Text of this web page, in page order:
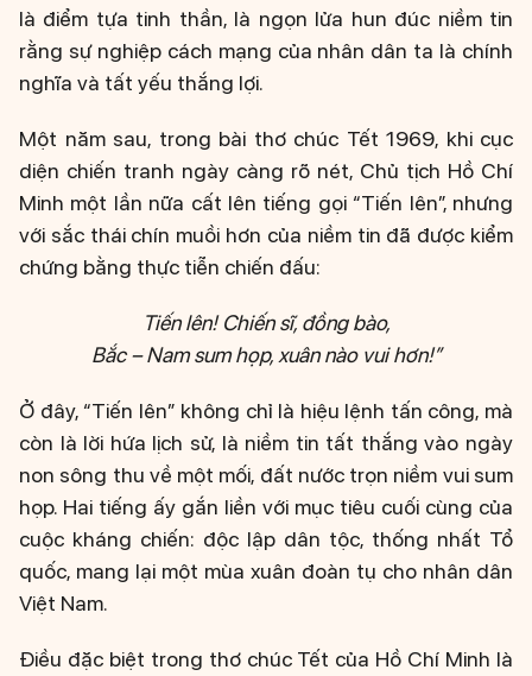
là điểm tựa tinh thần, là ngọn lửa hun đúc niềm tin
rằng sự nghiệp cách mạng của nhân dân ta là chính
nghĩa và tất yếu thắng lợi.
Một năm sau, trong bài thơ chúc Tết 1969, khi cục
diện chiến tranh ngày càng rõ nét, Chủ tịch Hồ Chí
Minh một lần nữa cất lên tiếng gọi “Tiến lên”, nhưng
với sắc thái chín muồi hơn của niềm tin đã được kiểm
chứng bằng thực tiễn chiến đấu:
Tiến lên! Chiến sĩ, đồng bào,
Bắc – Nam sum họp, xuân nào vui hơn!”
Ở đây, “Tiến lên” không chỉ là hiệu lệnh tấn công, mà
còn là lời hứa lịch sử, là niềm tin tất thắng vào ngày
non sông thu về một mối, đất nước trọn niềm vui sum
họp. Hai tiếng ấy gắn liền với mục tiêu cuối cùng của
cuộc kháng chiến: độc lập dân tộc, thống nhất Tổ
quốc, mang lại một mùa xuân đoàn tụ cho nhân dân
Việt Nam.
Điều đặc biệt trong thơ chúc Tết của Hồ Chí Minh là